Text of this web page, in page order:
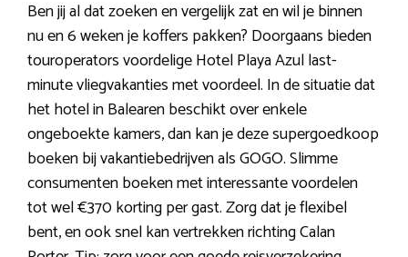
Ben jij al dat zoeken en vergelijk zat en wil je binnen
nu en 6 weken je koffers pakken? Doorgaans bieden
touroperators voordelige Hotel Playa Azul last-
minute vliegvakanties met voordeel. In de situatie dat
het hotel in Balearen beschikt over enkele
ongeboekte kamers, dan kan je deze supergoedkoop
boeken bij vakantiebedrijven als GOGO. Slimme
consumenten boeken met interessante voordelen
tot wel €370 korting per gast. Zorg dat je flexibel
bent, en ook snel kan vertrekken richting Calan